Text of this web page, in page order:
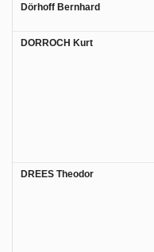
Dörhoff Bernhard
DORROCH Kurt
DREES Theodor